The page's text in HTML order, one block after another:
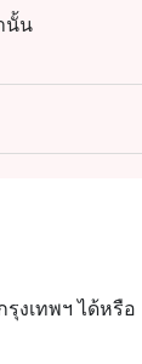
นั้น
? A: ให้บริการ
มซำคุณภาพเยี่ย
เพื่อให้เข้
งอยู่ที่ชั้น M โรง
ดลม และอยู่ใก
งเทพฯ ได้หรือ